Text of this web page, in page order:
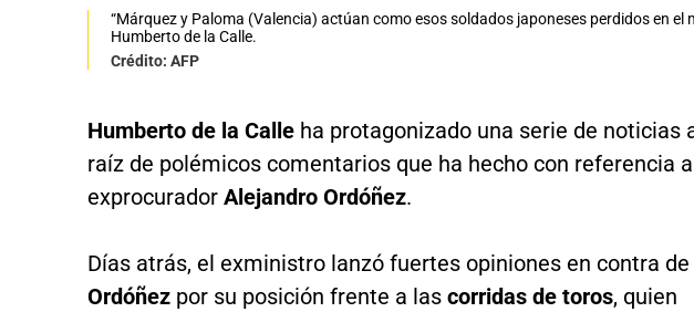
“Márquez y Paloma (Valencia) actúan como esos soldados japoneses perdidos en
Humberto de la Calle.
Crédito: AFP
Humberto de la Calleha protagonizado una serie de noticias
raíz de polémicos comentarios que ha hecho con referencia
exprocurador Alejandro Ordóñez.
Días atrás, el exministro lanzó fuertes opiniones en contra de
Ordóñez por su posición frente a las corridas de toros, quien